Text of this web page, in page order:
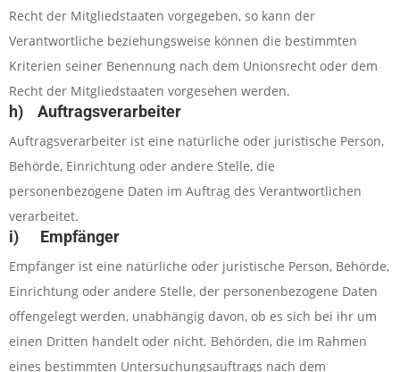
Recht der Mitgliedstaaten vorgegeben, so kann der
Verantwortliche beziehungsweise können die bestimmten
Kriterien seiner Benennung nach dem Unionsrecht oder dem
Recht der Mitgliedstaaten vorgesehen werden.
h) Auftragsverarbeiter
Auftragsverarbeiter ist eine natürliche oder juristische Person,
Behörde, Einrichtung oder andere Stelle, die
personenbezogene Daten im Auftrag des Verantwortlichen
verarbeitet.
i) Empfänger
Empfänger ist eine natürliche oder juristische Person, Behörde,
Einrichtung oder andere Stelle, der personenbezogene Daten
offengelegt werden, unabhängig davon, ob es sich bei ihr um
einen Dritten handelt oder nicht. Behörden, die im Rahmen
eines bestimmten Untersuchungsauftrags nach dem